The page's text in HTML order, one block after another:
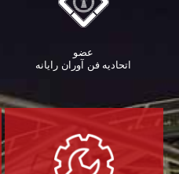
عضو
اتحادیه فن آوران رایانه